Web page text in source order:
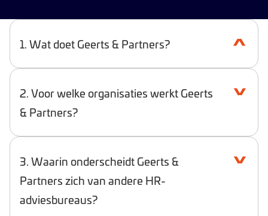
1. Wat doet Geerts & Partners?
met strategisch HRM en duurzaam personeelsbeleid.
Op het gebied van
menswaarde en duurzame resultaten.
2. Voor welke organisaties werkt Geerts
& Partners?
3. Waarin onderscheidt Geerts &
Partners zich van andere HR-
adviesbureaus?